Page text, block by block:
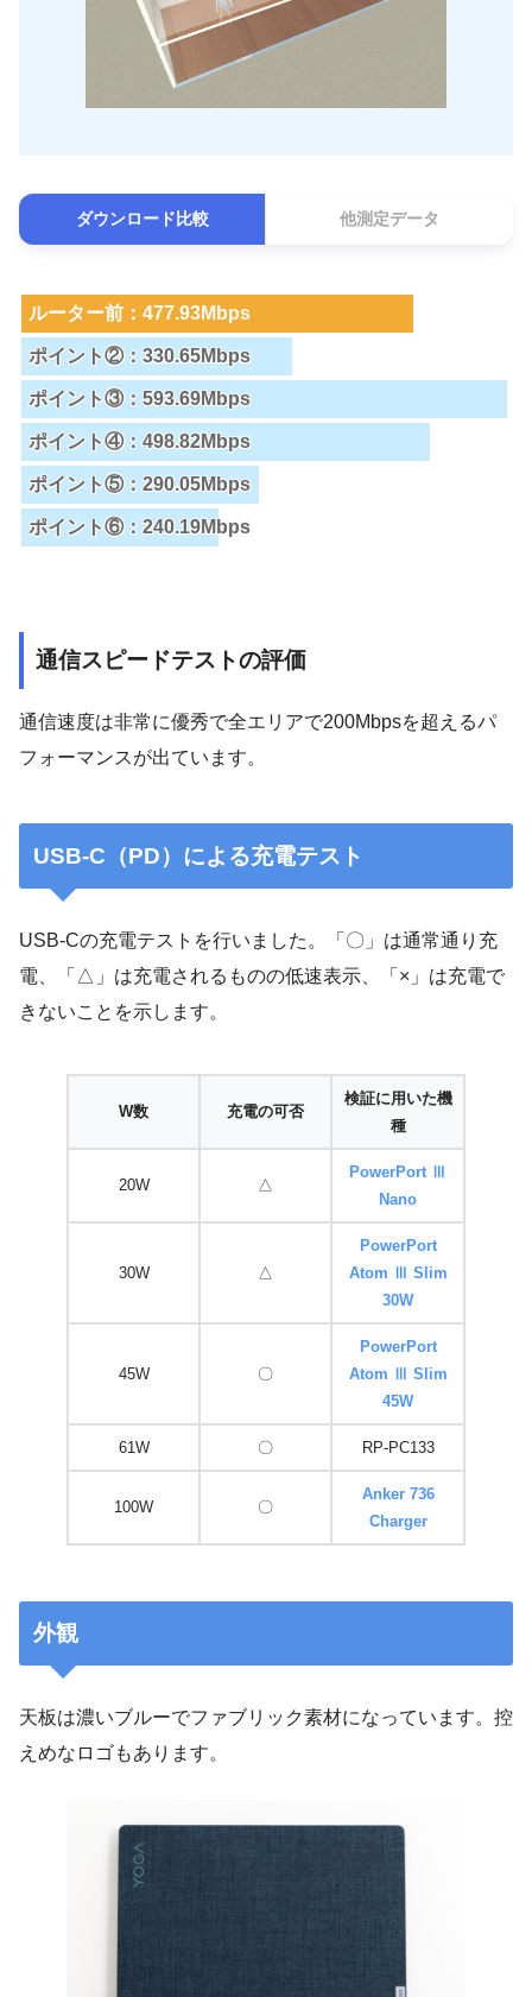
ダウンロード比較 他測定データ
ルーター前：477.93Mbps
ポイント②：330.65Mbps
ポイント③：593.69Mbps
ポイント④：498.82Mbps
ポイント⑤：290.05Mbps
ポイント⑥：240.19Mbps
通信スピードテストの評価
通信速度は非常に優秀で全エリアで200Mbpsを超えるパ
フォーマンスが出ています。
USB-C（PD）による充電テスト
USB-Cの充電テストを行いました。「〇」は通常通り充
電、「△」は充電されるものの低速表示、「×」は充電で
きないことを示します。
W数 充電の可否
検証に用いた機
種
20W △
PowerPort Ⅲ
Nano
30W △
PowerPort
Atom Ⅲ Slim
30W
45W 〇
PowerPort
Atom Ⅲ Slim
45W
61W 〇 RP-PC133
100W 〇
Anker 736
Charger
外観
天板は濃いブルーでファブリック素材になっています。控
えめなロゴもあります。